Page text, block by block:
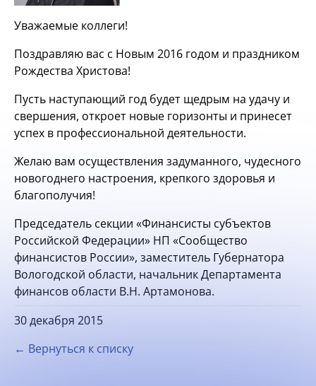
Уважаемые коллеги!
Поздравляю вас с Новым 2016 годом и праздником
Рождества Христова!
Пусть наступающий год будет щедрым на удачу и
свершения, откроет новые горизонты и принесет
успех в профессиональной деятельности.
Желаю вам осуществления задуманного, чудесного
новогоднего настроения, крепкого здоровья и
благополучия!
Председатель секции «Финансисты субъектов
Российской Федерации» НП «Сообщество
финансистов России», заместитель Губернатора
Вологодской области, начальник Департамента
финансов области В.Н. Артамонова.
30 декабря 2015
← Вернуться к списку